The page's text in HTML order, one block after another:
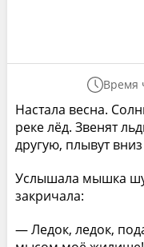
Время
Настала весна.
реке лёд. Звенят
другую, плывут
Услышала мышка
закричала:
— Ледок, ледок,